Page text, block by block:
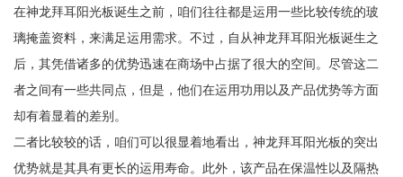
在神龙拜耳阳光板诞生之前，咱们往往都是运用一些比较传统的玻
璃掩盖资料，来满足运用需求。不过，自从神龙拜耳阳光板诞生之
后，其凭借诸多的优势迅速在商场中占据了很大的空间。尽管这二
者之间有一些共同点，但是，他们在运用功用以及产品优势等方面
却有着显着的差别。
二者比较较的话，咱们可以很显着地看出，神龙拜耳阳光板的突出
优势就是其具有更长的运用寿命。此外，该产品在保温性以及隔热